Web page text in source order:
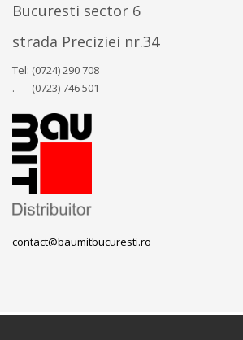
Bucuresti sector 6
strada Preciziei nr.34
Tel: (0724) 290 708
. (0723) 746 501
contact@baumitbucuresti.ro